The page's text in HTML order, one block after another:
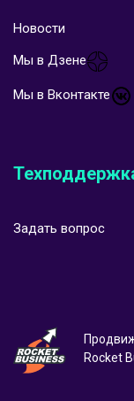
Новости
Мы в Дзене
Мы в Вконтакте
Задать вопрос
Rocket